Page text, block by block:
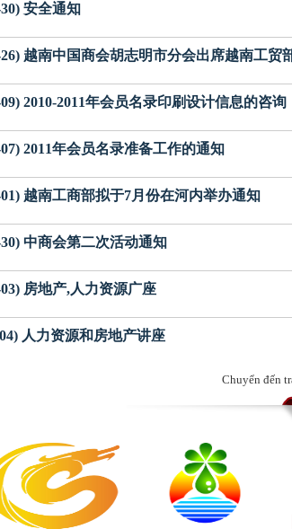
安全通知
26) 越南中国商会胡志明市分会出席越南工贸
09) 2010-2011年会员名录印刷设计信息的咨询
07) 2011年会员名录准备工作的通知
01) 越南工商部拟于7月份在河内举办通知
30) 中商会第二次活动通知
03) 房地产,人力资源广座
人力资源和房地产讲座
Chuyển đến